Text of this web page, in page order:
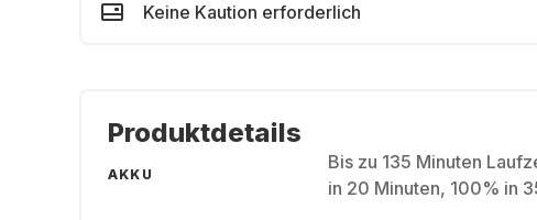
Keine Kaution erforderlich
Produktdetails
AKKU
Bis zu 135 Minuten
in 20 Minuten, 100% in